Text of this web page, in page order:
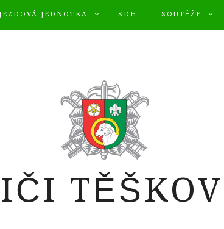
JEDNOTKA SDH SOUTĚŽE